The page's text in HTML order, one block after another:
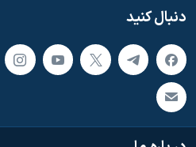
دنبال کنید